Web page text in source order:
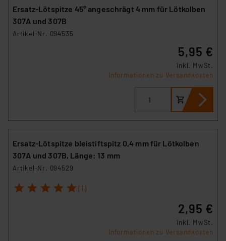
Ersatz-Lötspitze 45° angeschrägt 4 mm für Lötkolben
307A und 307B
Artikel-Nr. 094535
5,95 €
inkl. MwSt.
Informationen zu Versandkosten
Ersatz-Lötspitze bleistiftspitz 0,4 mm für Lötkolben
307A und 307B, Länge: 13 mm
Artikel-Nr. 094529
1 2 3 4 5 (1)
2,95 €
inkl. MwSt.
Informationen zu Versandkosten